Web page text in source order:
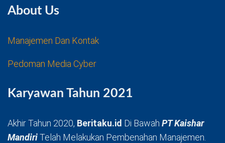
About Us
Manajemen Dan Kontak
Pedoman Media Cyber
Karyawan Tahun 2021
Akhir Tahun 2020, Beritaku.id Di Bawah PT Kaishar
MandiriTelah Melakukan Pembenahan Manajemen.